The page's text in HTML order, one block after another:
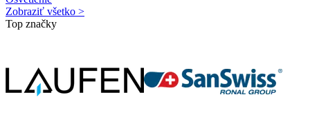
Zobraziť všetko >
Top značky